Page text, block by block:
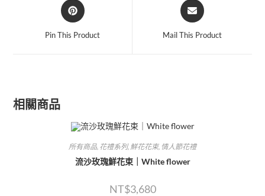
Pin This Product Mail This Product
相關商品
所有商品 花禮系列, 鮮花花束, 情人節花禮
流沙玫瑰鮮花束｜White flower
NT$3,680